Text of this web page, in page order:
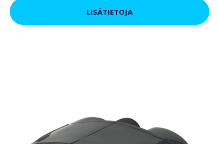
LISÄTIETOJA